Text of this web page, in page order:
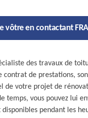
en contactant
des travaux de
contrat de prestations,
de votre projet de
temps, vous pouvez lui
pendant les